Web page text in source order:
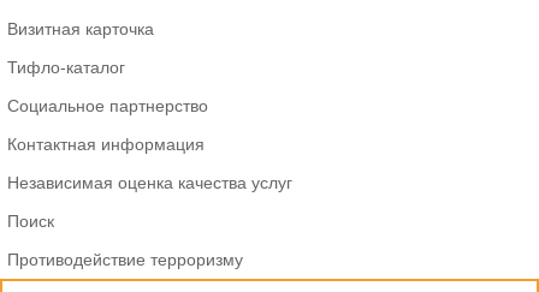
Визитная карточка
Тифло-каталог
Социальное партнерство
Контактная информация
Независимая оценка качества услуг
Поиск
Противодействие терроризму